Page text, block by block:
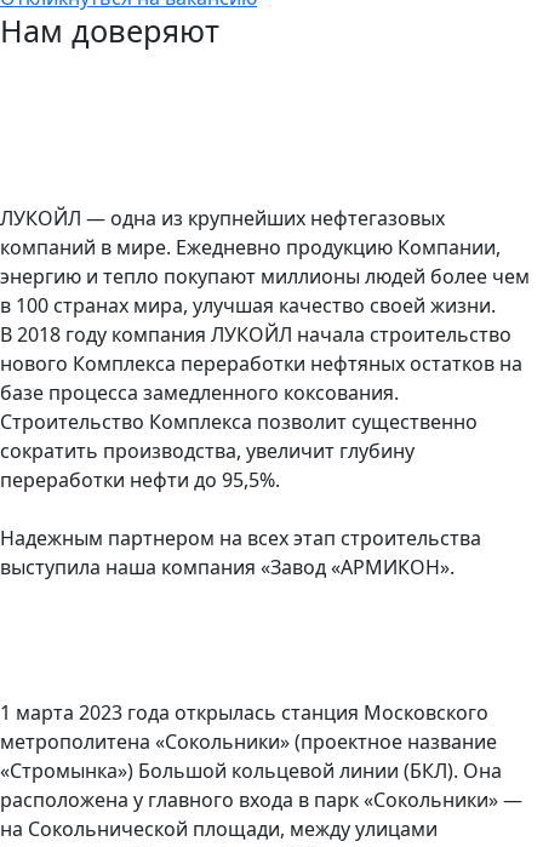
Нам доверяют
ЛУКОЙЛ — одна из крупнейших нефтегазовых
компаний в мире. Ежедневно продукцию Компании,
энергию и тепло покупают миллионы людей более чем
в 100 странах мира, улучшая качество своей жизни.
В 2018 году компания ЛУКОЙЛ начала строительство
нового Комплекса переработки нефтяных остатков на
базе процесса замедленного коксования.
Строительство Комплекса позволит существенно
сократить производства, увеличит глубину
переработки нефти до 95,5%.
Надежным партнером на всех этап строительства
выступила наша компания «Завод «АРМИКОН».
1 марта 2023 года открылась станция Московского
метрополитена «Сокольники» (проектное название
«Стромынка») Большой кольцевой линии (БКЛ). Она
расположена у главного входа в парк «Сокольники» —
на Сокольнической площади, между улицами